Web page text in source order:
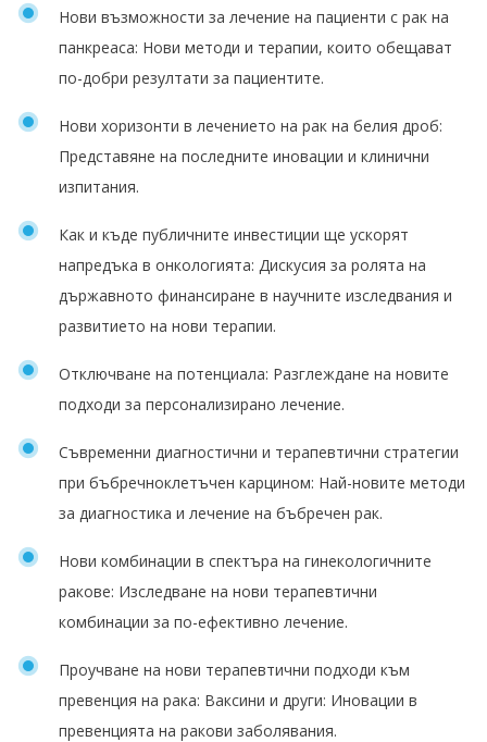
Нови възможности за лечение на пациенти с рак на
панкреаса: Нови методи и терапии, които обещават
по-добри резултати за пациентите.
Нови хоризонти в лечението на рак на белия дроб:
Представяне на последните иновации и клинични
изпитания.
Как и къде публичните инвестиции ще ускорят
напредъка в онкологията: Дискусия за ролята на
държавното финансиране в научните изследвания и
развитието на нови терапии.
Отключване на потенциала: Разглеждане на новите
подходи за персонализирано лечение.
Съвременни диагностични и терапевтични стратегии
при бъбречноклетъчен карцином: Най-новите методи
за диагностика и лечение на бъбречен рак.
Нови комбинации в спектъра на гинекологичните
ракове: Изследване на нови терапевтични
комбинации за по-ефективно лечение.
Проучване на нови терапевтични подходи към
превенция на рака: Ваксини и други: Иновации в
превенцията на ракови заболявания.